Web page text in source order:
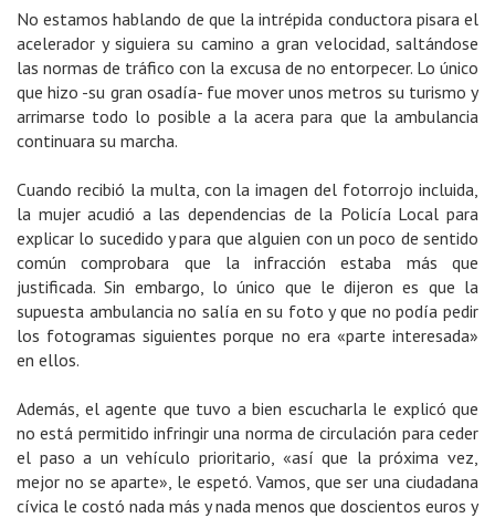
No estamos hablando de que la intrépida conductora pisara el
acelerador y siguiera su camino a gran velocidad, saltándose
las normas de tráfico con la excusa de no entorpecer. Lo único
que hizo -su gran osadía- fue mover unos metros su turismo y
arrimarse todo lo posible a la acera para que la ambulancia
continuara su marcha.
Cuando recibió la multa, con la imagen del fotorrojo incluida,
la mujer acudió a las dependencias de la Policía Local para
explicar lo sucedido y para que alguien con un poco de sentido
común comprobara que la infracción estaba más que
justificada. Sin embargo, lo único que le dijeron es que la
supuesta ambulancia no salía en su foto y que no podía pedir
los fotogramas siguientes porque no era «parte interesada»
en ellos.
Además, el agente que tuvo a bien escucharla le explicó que
no está permitido infringir una norma de circulación para ceder
el paso a un vehículo prioritario, «así que la próxima vez,
mejor no se aparte», le espetó. Vamos, que ser una ciudadana
cívica le costó nada más y nada menos que doscientos euros y